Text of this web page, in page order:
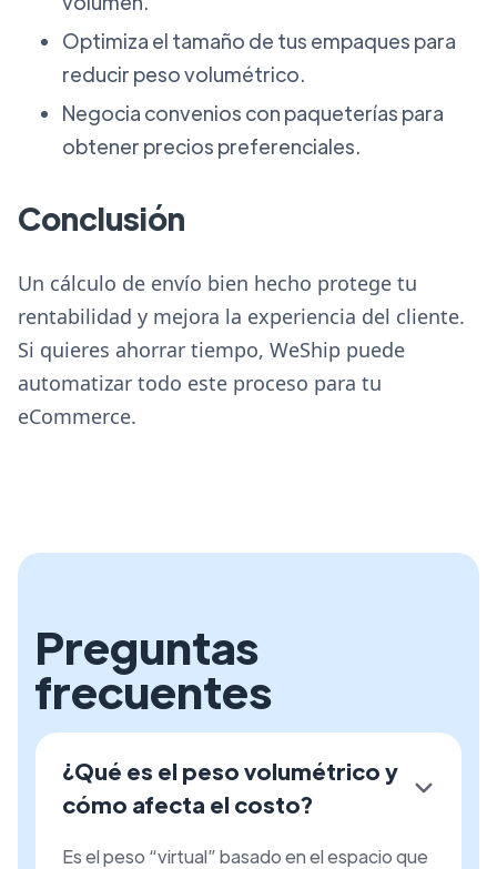
Optimiza el tamaño de tus empaques para
reducir peso volumétrico.
Negocia convenios con paqueterías para
obtener precios preferenciales.
Conclusión
Un cálculo de envío bien hecho protege tu
rentabilidad y mejora la experiencia del cliente.
Si quieres ahorrar tiempo, WeShip puede
automatizar todo este proceso para tu
eCommerce.
Preguntas
frecuentes
¿Qué es el peso volumétrico y
cómo afecta el costo?
Es el peso “virtual” basado en el espacio que